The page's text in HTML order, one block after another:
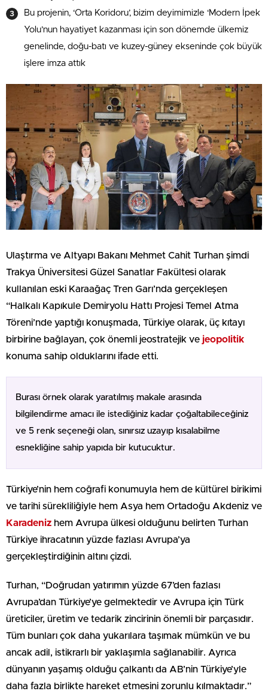
Bu projenin, ‘Orta Koridoru’, bizim deyimimizle ‘Modern İpek
Yolu’nun hayatiyet kazanması için son dönemde ülkemiz
genelinde, doğu-batı ve kuzey-güney ekseninde çok büyük
işlere imza attık
Ulaştırma ve Altyapı Bakanı Mehmet Cahit Turhan şimdi
Trakya Üniversitesi Güzel Sanatlar Fakültesi olarak
kullanılan eski Karaağaç Tren Garı’nda gerçekleşen
“Halkalı Kapıkule Demiryolu Hattı Projesi Temel Atma
Töreni’nde yaptığı konuşmada, Türkiye olarak, üç kıtayı
birbirine bağlayan, çok önemli jeostratejik ve jeopolitik
konuma sahip olduklarını ifade etti.
Burası örnek olarak yaratılmış makale arasında
bilgilendirme amacı ile istediğiniz kadar çoğaltabileceğiniz
ve 5 renk seçeneği olan, sınırsız uzayıp kısalabilme
esnekliğine sahip yapıda bir kutucuktur.
Türkiye’nin hem coğrafi konumuyla hem de kültürel birikimi
ve tarihi sürekliliğiyle hem Asya hem Ortadoğu Akdeniz ve
Karadeniz hem Avrupa ülkesi olduğunu belirten Turhan
Türkiye ihracatının yüzde fazlası Avrupa’ya
gerçekleştirdiğinin altını çizdi.
Turhan, “Doğrudan yatırımın yüzde 67’den fazlası
Avrupa’dan Türkiye’ye gelmektedir ve Avrupa için Türk
üreticiler, üretim ve tedarik zincirinin önemli bir parçasıdır.
Tüm bunları çok daha yukarılara taşımak mümkün ve bu
ancak adil, istikrarlı bir yaklaşımla sağlanabilir. Ayrıca
dünyanın yaşamış olduğu çalkantı da AB’nin Türkiye’yle
daha fazla birlikte hareket etmesini zorunlu kılmaktadır.”